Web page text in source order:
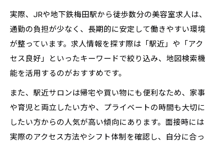
実際、JRや地下鉄梅田駅から徒歩数分の美容室求人は、
通勤の負担が少なく、長期的に安定して働きやすい環境
が整っています。求人情報を探す際は「駅近」や「アク
セス良好」といったキーワードで絞り込み、地図検索機
能を活用するのがおすすめです。
また、駅近サロンは帰宅や買い物にも便利なため、家事
や育児と両立したい方や、プライベートの時間も大切に
したい方からの人気が高い傾向にあります。面接時には
実際のアクセス方法やシフト体制を確認し、自分に合っ